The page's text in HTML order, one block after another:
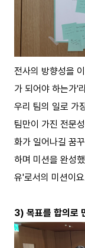
전사의 방향성을
가 되어야 하는가'
우리 팀의 일로 가
팀만이 가진 전문
화가 일어나길 꿈
하며 미션을 완성
유'로서의 미션이
3) 목표를 합의로